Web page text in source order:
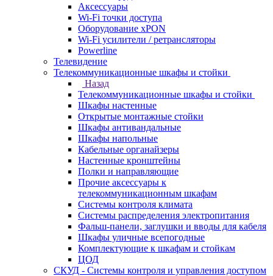
Аксессуары
Wi-Fi точки доступа
Оборудование хPON
Wi-Fi усилители / ретрансляторы
Powerline
Телевидение
Телекоммуникационные шкафы и стойки
Назад
Телекоммуникационные шкафы и стойки
Шкафы настенные
Открытые монтажные стойки
Шкафы антивандальные
Шкафы напольные
Кабельные органайзеры
Настенные кронштейны
Полки и направляющие
Прочие аксессуары к
телекоммуникационным шкафам
Системы контроля климата
Системы распределения электропитания
Фальш-панели, заглушки и вводы для кабеля
Шкафы уличные всепогодные
Комплектующие к шкафам и стойкам
ЦОД
СКУД - Системы контроля и управления доступом